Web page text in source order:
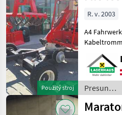
Použitý stroj
R. v. 2003
A4 Fahrwerk,
Antrieb
guter
inkl. 13%
telefonisch
Presun
materiálu
/ Stepa